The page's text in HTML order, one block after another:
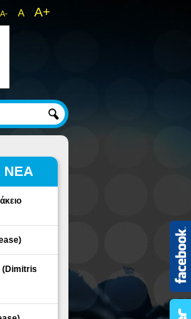
A- A A+
ΝΕΑ
(Dimitris